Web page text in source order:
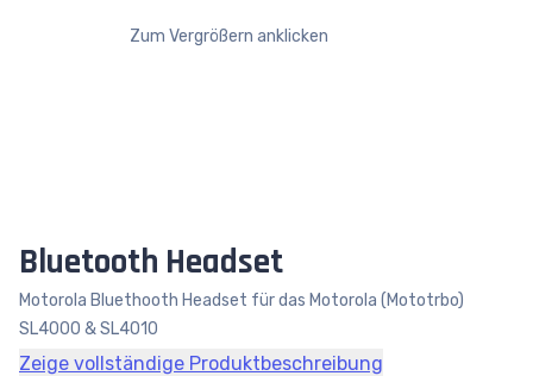
Zum Vergrößern anklicken
Bluetooth Headset
Motorola Bluethooth Headset für das Motorola (Mototrbo)
SL4000 & SL4010
Zeige vollständige Produktbeschreibung